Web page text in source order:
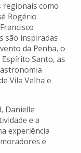
como
Rogério
são inspiradas
da Penha, o
Santo, as
Vila Velha e
Danielle
e a
experiência
e